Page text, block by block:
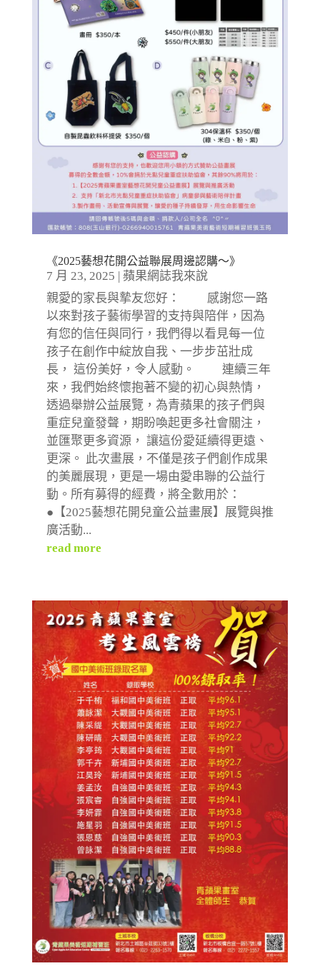
《2025藝想花開公益聯展周邊認購～》
7 月 23, 2025 | 蘋果網誌我來說
親愛的家長與摯友您好： 感謝您一路
以來對孩子藝術學習的支持與陪伴，因為
有您的信任與同行，我們得以看見每一位
孩子在創作中綻放自我、一步步茁壯成
長， 這份美好，令人感動。 連續三年
來，我們始終懷抱著不變的初心與熱情，
透過舉辦公益展覽，為青蘋果的孩子們與
重症兒童發聲，期盼喚起更多社會關注，
並匯聚更多資源， 讓這份愛延續得更遠、
更深。 此次畫展，不僅是孩子們創作成果
的美麗展現，更是一場由愛串聯的公益行
動。所有募得的經費，將全數用於：
●【2025藝想花開兒童公益畫展】展覽與推
廣活動...
read more